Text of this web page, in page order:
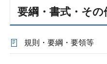
要綱・書式・その
規則・要綱・要領等